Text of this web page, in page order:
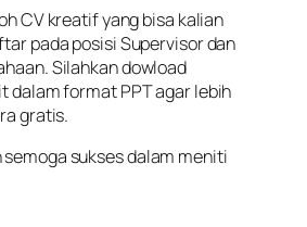
CV kreatif yang bisa kalian
pada posisi Supervisor dan
Silahkan dowload
dalam format PPT agar lebih
gratis.
sukses dalam meniti